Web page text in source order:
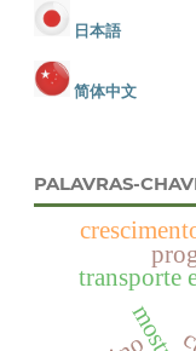
日本語
简体中文
PALAVRAS-
transporte